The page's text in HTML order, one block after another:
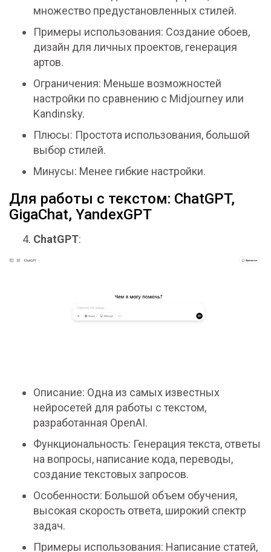
множество предустановленных стилей.
Примеры использования: Создание обоев,
дизайн для личных проектов, генерация
артов.
Ограничения: Меньше возможностей
настройки по сравнению с Midjourney или
Kandinsky.
Плюсы: Простота использования, большой
выбор стилей.
Минусы: Менее гибкие настройки.
Для работы с текстом: ChatGPT,
GigaChat, YandexGPT
ChatGPT:
Описание: Одна из самых известных
нейросетей для работы с текстом,
разработанная OpenAI.
Функциональность: Генерация текста, ответы
на вопросы, написание кода, переводы,
создание текстовых запросов.
Особенности: Большой объем обучения,
высокая скорость ответа, широкий спектр
задач.
Примеры использования: Написание статей,